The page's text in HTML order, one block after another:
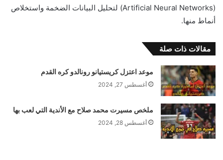
(Artificial Neural Networks) لتحليل البيانات الضخمة واستخلاص
أنماط منها.
مقالات ذات صلة
موعد اعتزل كريستيانو رونالدو كره القدم
أغسطس 27, 2024
ملخص مسيرت محمد صلاح مع الأندية التي لعب بها
أغسطس 28, 2024